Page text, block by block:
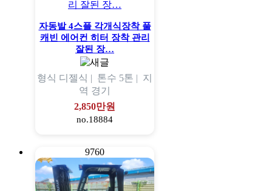
자동발 4스플 각개식장착 풀
캐빈 에어컨 히터 장착 관리
잘된 장…
형식 디젤식 | 톤수 5톤 | 지
역 경기
2,850만원
no.18884
9760